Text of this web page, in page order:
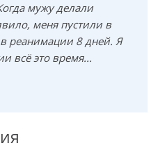
мужу делали
меня пустили в
реанимации 8 дней. Я
всё это время...